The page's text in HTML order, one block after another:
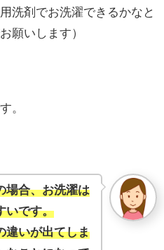
洗剤でお洗濯できるかなと
願いします）
。
場合、お洗濯は
いです。
違いが出てしま